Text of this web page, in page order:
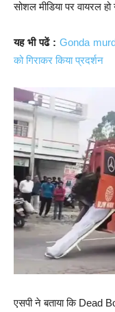
सोशल मीडिया पर वायरल हो
यह भी पढें : Gonda
को गिराकर किया प्रदर्शन
एसपी ने बताया कि